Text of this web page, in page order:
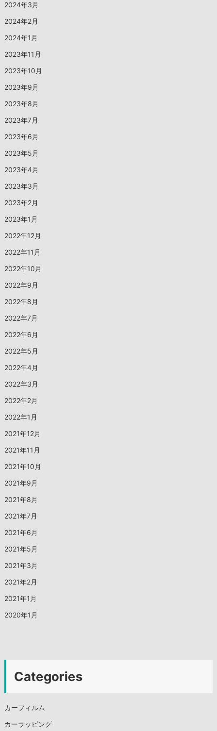
2024年3月
2024年2月
2024年1月
2023年11月
2023年10月
2023年9月
2023年8月
2023年7月
2023年6月
2023年5月
2023年4月
2023年3月
2023年2月
2023年1月
2022年12月
2022年11月
2022年10月
2022年9月
2022年8月
2022年7月
2022年6月
2022年5月
2022年4月
2022年3月
2022年2月
2022年1月
2021年12月
2021年11月
2021年10月
2021年9月
2021年8月
2021年7月
2021年6月
2021年5月
2021年3月
2021年2月
2021年1月
2020年1月
Categories
カーフィルム
カーラッピング